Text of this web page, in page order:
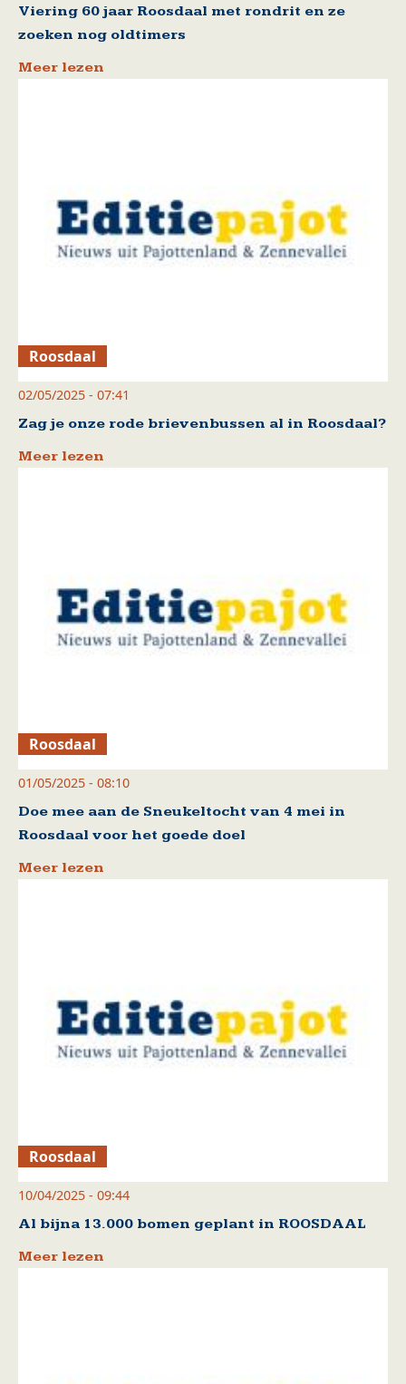
Viering 60 jaar Roosdaal met rondrit en ze
zoeken nog oldtimers
Meer lezen
Roosdaal
02/05/2025 - 07:41
Zag je onze rode brievenbussen al in Roosdaal?
Meer lezen
Roosdaal
01/05/2025 - 08:10
Doe mee aan de Sneukeltocht van 4 mei in
Roosdaal voor het goede doel
Meer lezen
Roosdaal
10/04/2025 - 09:44
Al bijna 13.000 bomen geplant in ROOSDAAL
Meer lezen